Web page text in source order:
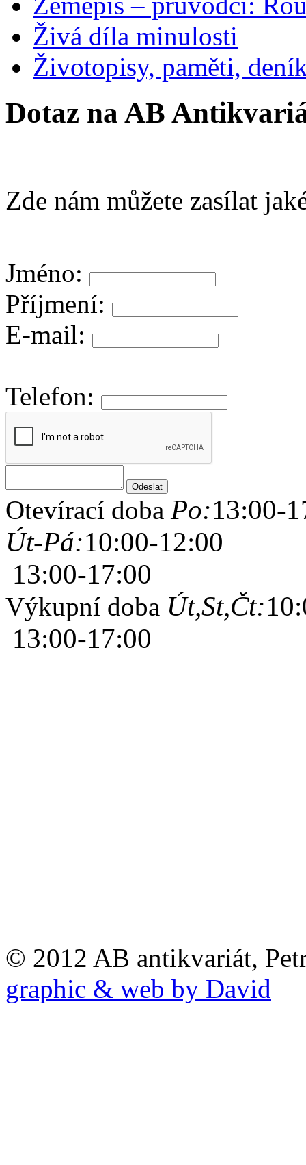
Živá díla minulosti
Životopisy, paměti,
Dotaz na AB
Zde nám můžete zasílat
Jméno:
Příjmení:
E-mail:
Telefon:
Otevírací doba Po:13:00-
Út-Pá:10:00-12:00
13:00-17:00
Výkupní doba Út,St,Čt:
13:00-17:00
© 2012 AB antikvariát,
graphic & web by David